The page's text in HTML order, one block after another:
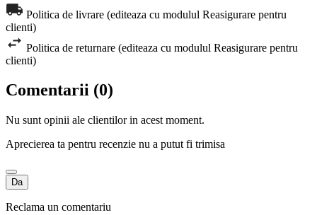
Politica de livrare (editeaza cu modulul Reasigurare pentru
clienti)
Politica de returnare (editeaza cu modulul Reasigurare pentru
clienti)
Comentarii (0)
Nu sunt opinii ale clientilor in acest moment.
Aprecierea ta pentru recenzie nu a putut fi trimisa
Da
Reclama un comentariu